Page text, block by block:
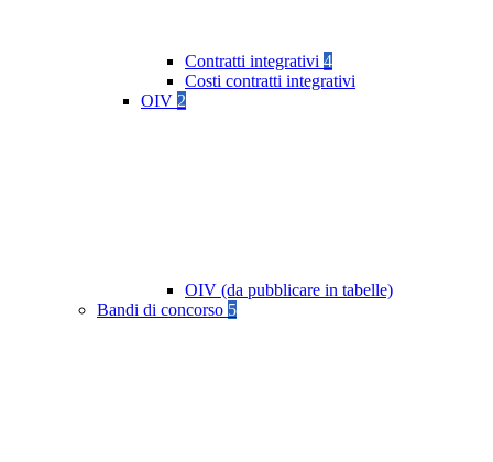
Contratti integrativi 4
Costi contratti integrativi
OIV 2
OIV (da pubblicare in tabelle)
Bandi di concorso 5